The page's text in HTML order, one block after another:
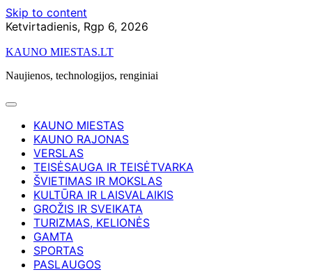
Skip to content
Ketvirtadienis, Rgp 6, 2026
KAUNO MIESTAS.LT
Naujienos, technologijos, renginiai
KAUNO MIESTAS
KAUNO RAJONAS
VERSLAS
TEISĖSAUGA IR TEISĖTVARKA
ŠVIETIMAS IR MOKSLAS
KULTŪRA IR LAISVALAIKIS
GROŽIS IR SVEIKATA
TURIZMAS, KELIONĖS
GAMTA
SPORTAS
PASLAUGOS